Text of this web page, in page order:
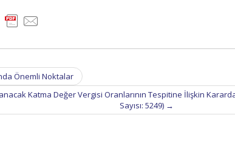
Önemli Noktalar
Katma Değer Vergisi Oranlarının Tespitine İlişkin
Sayısı: 5249) →